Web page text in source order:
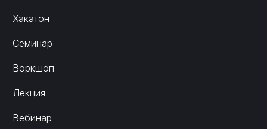
Хакатон
Семинар
Воркшоп
Лекция
Вебинар